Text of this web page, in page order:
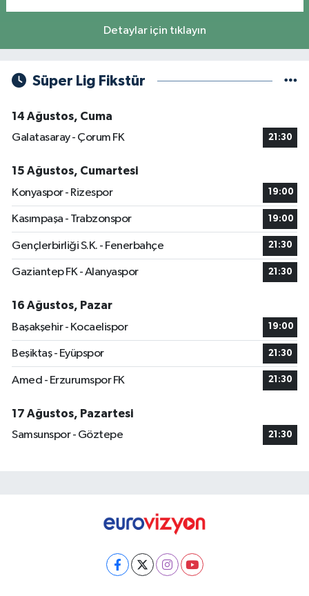
Detaylar için tıklayın
Süper Lig Fikstür
14 Ağustos, Cuma
Galatasaray - Çorum FK
21:30
15 Ağustos, Cumartesi
Konyaspor - Rizespor
19:00
Kasımpaşa - Trabzonspor 19:00
Gençlerbirliği S.K. - Fenerbahçe 21:30
Gaziantep FK - Alanyaspor 21:30
16 Ağustos, Pazar
Başakşehir - Kocaelispor
19:00
Beşiktaş - Eyüpspor 21:30
Amed - Erzurumspor FK 21:30
17 Ağustos, Pazartesi
Samsunspor - Göztepe
21:30